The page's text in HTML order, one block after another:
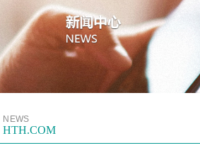
NEWS
HTH.COM